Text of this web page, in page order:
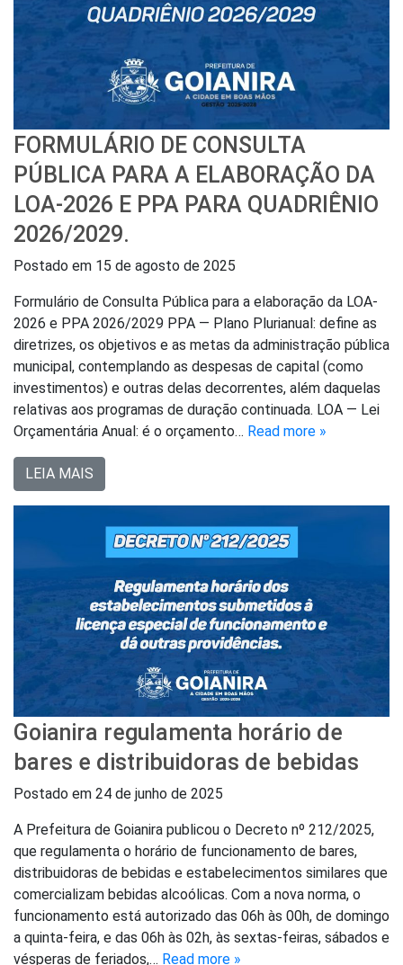
FORMULÁRIO DE CONSULTA
PÚBLICA PARA A ELABORAÇÃO DA
LOA-2026 E PPA PARA QUADRIÊNIO
2026/2029.
Postado em 15 de agosto de 2025
Formulário de Consulta Pública para a elaboração da LOA-
2026 e PPA 2026/2029 PPA — Plano Plurianual: define as
diretrizes, os objetivos e as metas da administração pública
municipal, contemplando as despesas de capital (como
investimentos) e outras delas decorrentes, além daquelas
relativas aos programas de duração continuada. LOA — Lei
Orçamentária Anual: é o orçamento… Read more »
LEIA MAIS
Goianira regulamenta horário de
bares e distribuidoras de bebidas
Postado em 24 de junho de 2025
A Prefeitura de Goianira publicou o Decreto nº 212/2025,
que regulamenta o horário de funcionamento de bares,
distribuidoras de bebidas e estabelecimentos similares que
comercializam bebidas alcoólicas. Com a nova norma, o
funcionamento está autorizado das 06h às 00h, de domingo
a quinta-feira, e das 06h às 02h, às sextas-feiras, sábados e
vésperas de feriados,… Read more »